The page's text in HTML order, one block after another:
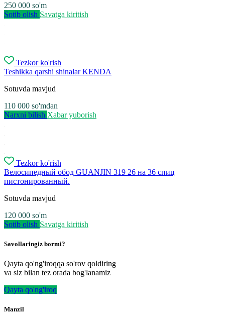
250 000 so'm
Sotib olish Savatga kiritish
Tezkor ko'rish
Teshikka qarshi shinalar KENDA
Sotuvda mavjud
110 000 so'mdan
Narxni bilish Xabar yuborish
Tezkor ko'rish
Велосипедный обод GUANJIN 319 26 на 36 спиц
пистонированный.
Sotuvda mavjud
120 000 so'm
Sotib olish Savatga kiritish
Savollaringiz bormi?
Qayta qo'ng'iroqqa so'rov qoldiring
va siz bilan tez orada bog'lanamiz
Qayta qo'ng'iroq
Manzil